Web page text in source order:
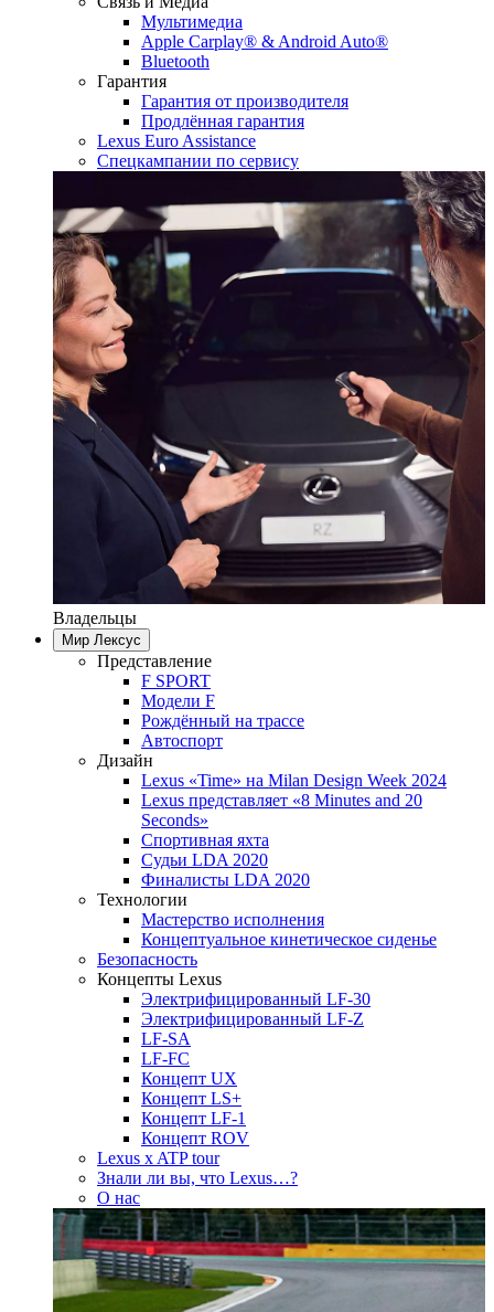
Мультимедиа
Apple Carplay® & Android Auto®
Bluetooth
Гарантия
Гарантия от производителя
Продлённая гарантия
Lexus Euro Assistance
Спецкампании по сервису
Владельцы
Мир Лексус
Представление
F SPORT
Модели F
Рождённый на трассе
Автоспорт
Дизайн
Lexus «Time» на Milan Design Week 2024
Lexus представляет «8 Minutes and 20
Seconds»
Спортивная яхта
Судьи LDA 2020
Финалисты LDA 2020
Технологии
Мастерство исполнения
Концептуальное кинетическое сиденье
Безопасность
Концепты Lexus
Электрифицированный LF-30
Электрифицированный LF-Z
LF-SA
LF-FC
Концепт UX
Концепт LS+
Концепт LF-1
Концепт ROV
Lexus x ATP tour
Знали ли вы, что Lexus…?
О нас